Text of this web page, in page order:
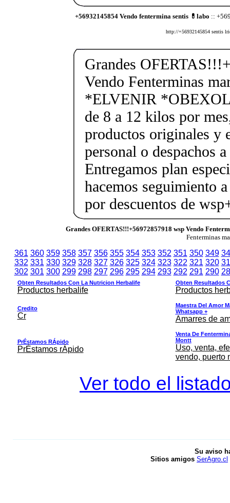
+56932145854 Vendo fentermina sentis 💊labo ::
http://+56932145854 sentis
Grandes
Vendo Fenterminas
*ELVENIR
de 8 a 12 kilos por
productos originales y
personal o despachos
Entregamos plan
hacemos seguimiento
por descuentos de
Grandes OFERTAS!!!+56972857918 wsp Vendo
Fenterminas
361 360 359 358 357 356 355 354 353 352 351 350 349
332 331 330 329 328 327 326 325 324 323 322 321 320
302 301 300 299 298 297 296 295 294 293 292 291 290
Obten Resultados Con La Nutricion Herbalife
Productos herbalife
Obten Resultados
Productos
Credito
Cr
Maestra Del Amor
Whatsapp +
Amarres de
PrÉstamos RÁpido
PrÉstamos rÁpido
Venta De
Montt
Uso, venta,
vendo, puerto
Ver todo el
Su aviso
Sitios amigos SerAgro.cl